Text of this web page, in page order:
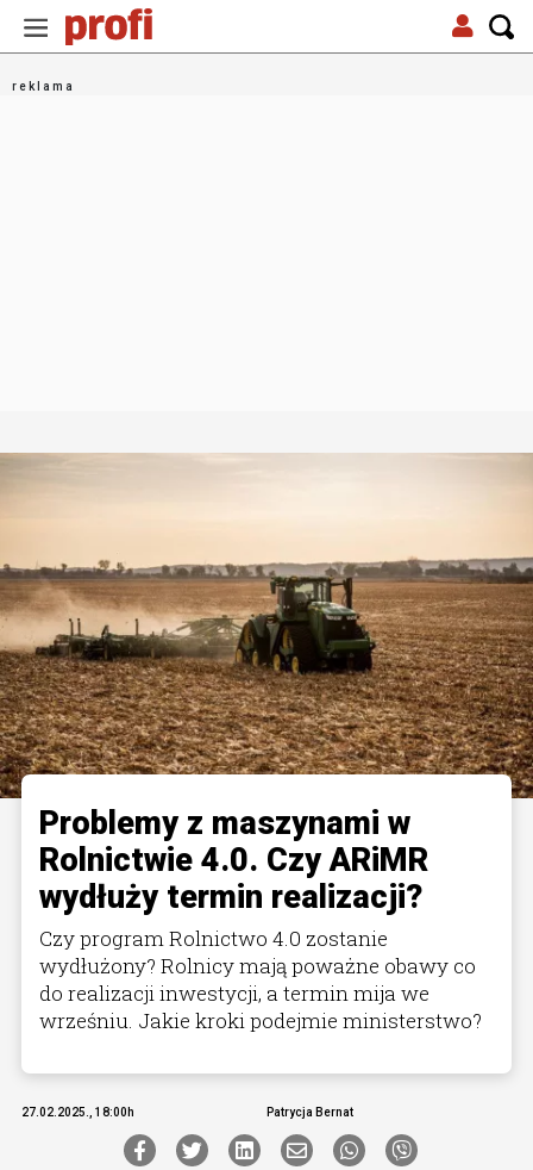
Problemy z maszynami w
Rolnictwie 4.0. Czy ARiMR
wydłuży termin realizacji?
Czy program Rolnictwo 4.0 zostanie
wydłużony? Rolnicy mają poważne obawy co
do realizacji inwestycji, a termin mija we
wrześniu. Jakie kroki podejmie ministerstwo?
27.02.2025., 18:00h Patrycja Bernat